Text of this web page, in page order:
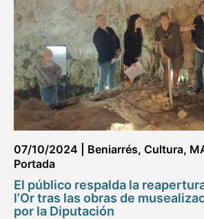
07/10/2024 Beniarrés, Cultura,
Portada
El público respalda la
l’Or tras las obras de
por la Diputación